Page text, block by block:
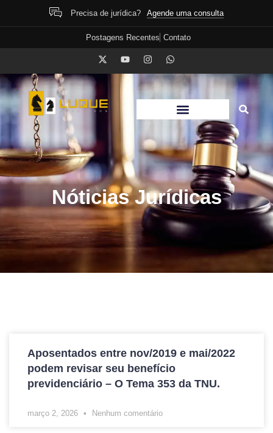
Precisa de jurídica? Agende uma consulta
Postagens Recentes Contato
Nóticias Jurídicas
Aposentados entre nov/2019 e mai/2022
podem revisar seu benefício
previdenciário – O Tema 353 da TNU.
março 2, 2026 Nenhum comentário